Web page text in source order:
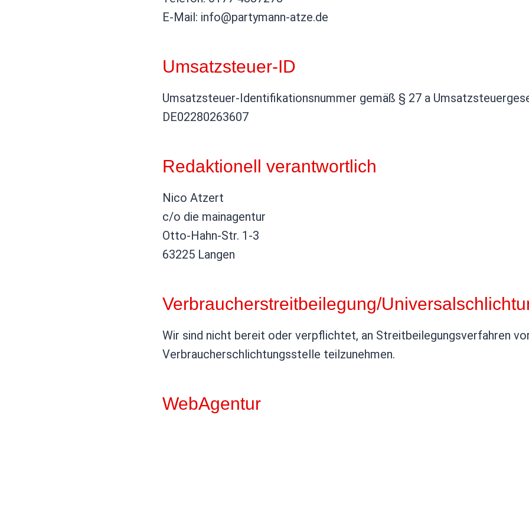
E-Mail: info@partymann-atze.de
Umsatzsteuer-ID
Umsatzsteuer-Identifikationsnummer gemäß § 27 a
DE02280263607
Redaktionell verantwortlich
Nico Atzert
c/o die mainagentur
Otto-Hahn-Str. 1-3
63225 Langen
Verbraucher­streit­beilegung/
Wir sind nicht bereit oder verpflichtet, an Streitbeilegungsverfahren
Verbraucherschlichtungsstelle teilzunehmen.
WebAgentur